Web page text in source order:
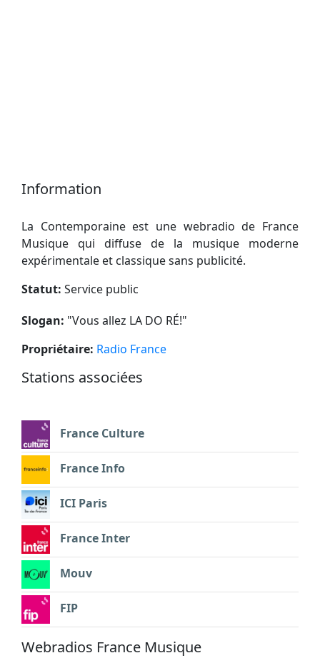
Information
La Contemporaine est une webradio de France
Musique qui diffuse de la musique moderne
expérimentale et classique sans publicité.
Statut: Service public
Slogan: "Vous allez LA DO RÉ!"
Propriétaire: Radio France
Stations associées
France Culture
France Info
ICI Paris
France Inter
Mouv
FIP
Webradios France Musique